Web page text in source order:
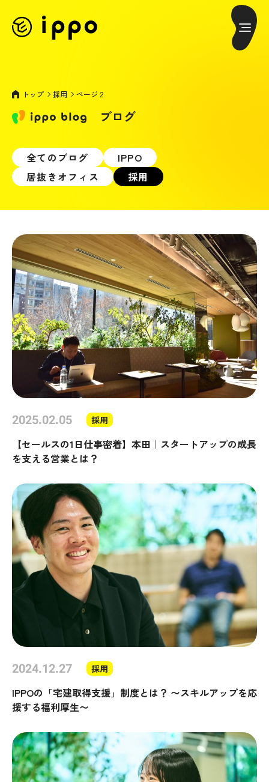
トップ 採用 ページ 2
ブログ
全てのブログ
IPPO
居抜きオフィス
採用
2025.02.05 採用
【セールスの1日仕事密着】本田｜スタートアップの成長
を支える営業とは？
2024.12.27 採用
IPPOの「宅建取得支援」制度とは？ 〜スキルアップを応
援する福利厚生〜